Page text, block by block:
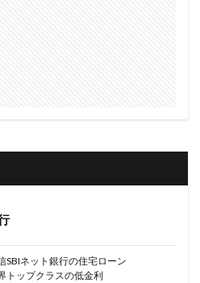
SBIネット銀行の住宅ローン
トップクラスの低金利